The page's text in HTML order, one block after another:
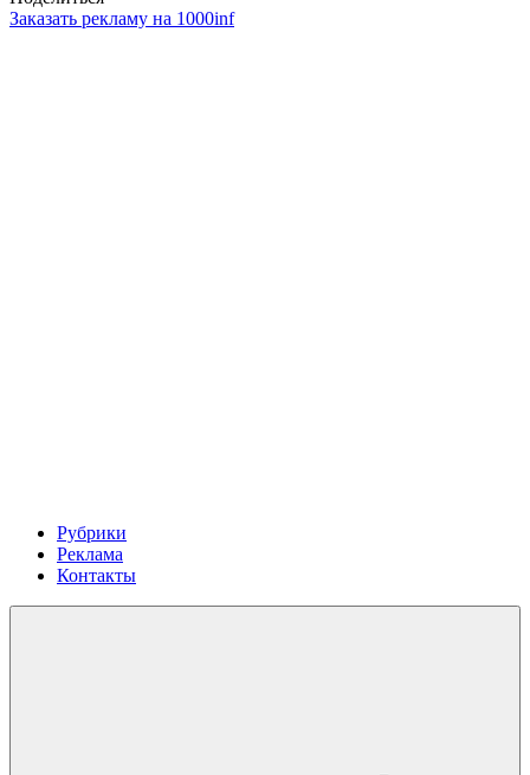
Заказать рекламу на 1000inf
Рубрики
Реклама
Контакты